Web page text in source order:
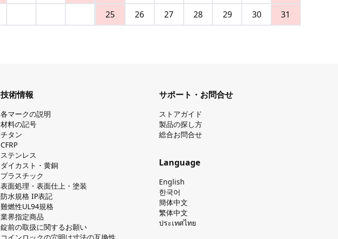
25
26 27 28 29 30 31
技術情報
各マークの説明
材料の記号
チタン
CFRP
ステンレス
ダイカスト・⻩銅
プラスチック
表面処理・表面仕上・塗装
防⽔規格 IP表記
難燃性UL94規格
業界指定商品
錠前の取扱に関するお願い
サポート・お問合せ
ストアガイド
製品の探し⽅
総合お問合せ
Language
English
한국어
簡体中文
繁体中文
ประเทศไทย